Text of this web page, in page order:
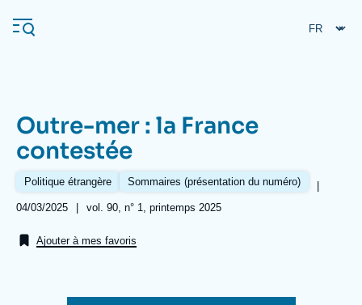
au
contenu
Navigation
principale
L'Ifri
Analyses
Outre-mer : la France
contestée
Politique étrangère Sommaires (présentation du numéro)
|
Date
publication
04/03/2025 Références
vol. 90, n° 1, printemps 2025
Ajouter à mes favoris
Image